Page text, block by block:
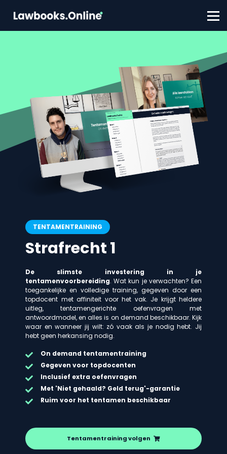
FAQ
Contact
TENTAMENTRAINING
Strafrecht 1
De slimste investering in je
tentamenvoorbereiding. Wat kun je verwachten? Een
toegankelijke en volledige training, gegeven door een
topdocent met affiniteit voor het vak. Je krijgt heldere
uitleg, tentamengerichte oefenvragen met
antwoordmodel, en alles is on demand beschikbaar. Kijk
waar en wanneer jij wilt: zó vaak als je nodig hebt. Jij
hebt geen herkansing nodig.
On demand tentamentraining
Gegeven voor topdocenten
Inclusief extra oefenvragen
Met 'Niet gehaald? Geld terug'-garantie
Ruim voor het tentamen beschikbaar
Tentamentraining volgen